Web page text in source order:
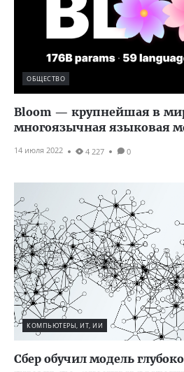
ОБЩЕСТВО
Bloom — крупнейшая в
многоязычная языковая
14 июля 2022 4 227 0
КОМПЬЮТЕРЫ, ИТ, ИИ
Сбер обучил модель